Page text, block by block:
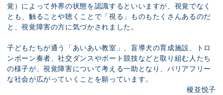
覚）によって外界の状態を認識するといいますが、視覚でなく
とも、触ることや聴くことで「視る」ものもたくさんあるのだ
と、視覚障害の方に気づかされました。
子どもたちが通う「あいあい教室」、盲導犬の育成施設、トロ
ンボーン奏者、社交ダンスやボート競技などと取り組む人たち
の様子が、視覚障害について考える一助となり、バリアフリー
な社会が広がっていくことを願っています。
榎並悦子